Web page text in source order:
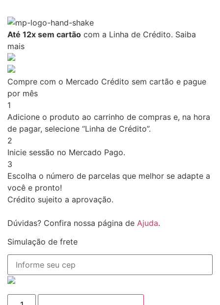
Até 12x sem cartão com a Linha de Crédito. Saiba
mais
Compre com o Mercado Crédito sem cartão e pague
por mês
1
Adicione o produto ao carrinho de compras e, na hora
de pagar, selecione “Linha de Crédito”.
2
Inicie sessão no Mercado Pago.
3
Escolha o número de parcelas que melhor se adapte a
você e pronto!
Crédito sujeito a aprovação.
Dúvidas? Confira nossa página de Ajuda.
Simulação de frete